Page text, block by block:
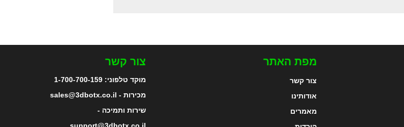
צור קשר
מוקד טלפוני:1-700-700-159
מכירות - sales@3dbotx.co.il
שירות ותמיכה -
support@3dbotx.co.il
מפת האתר
צור קשר
אודותינו
מאמרים